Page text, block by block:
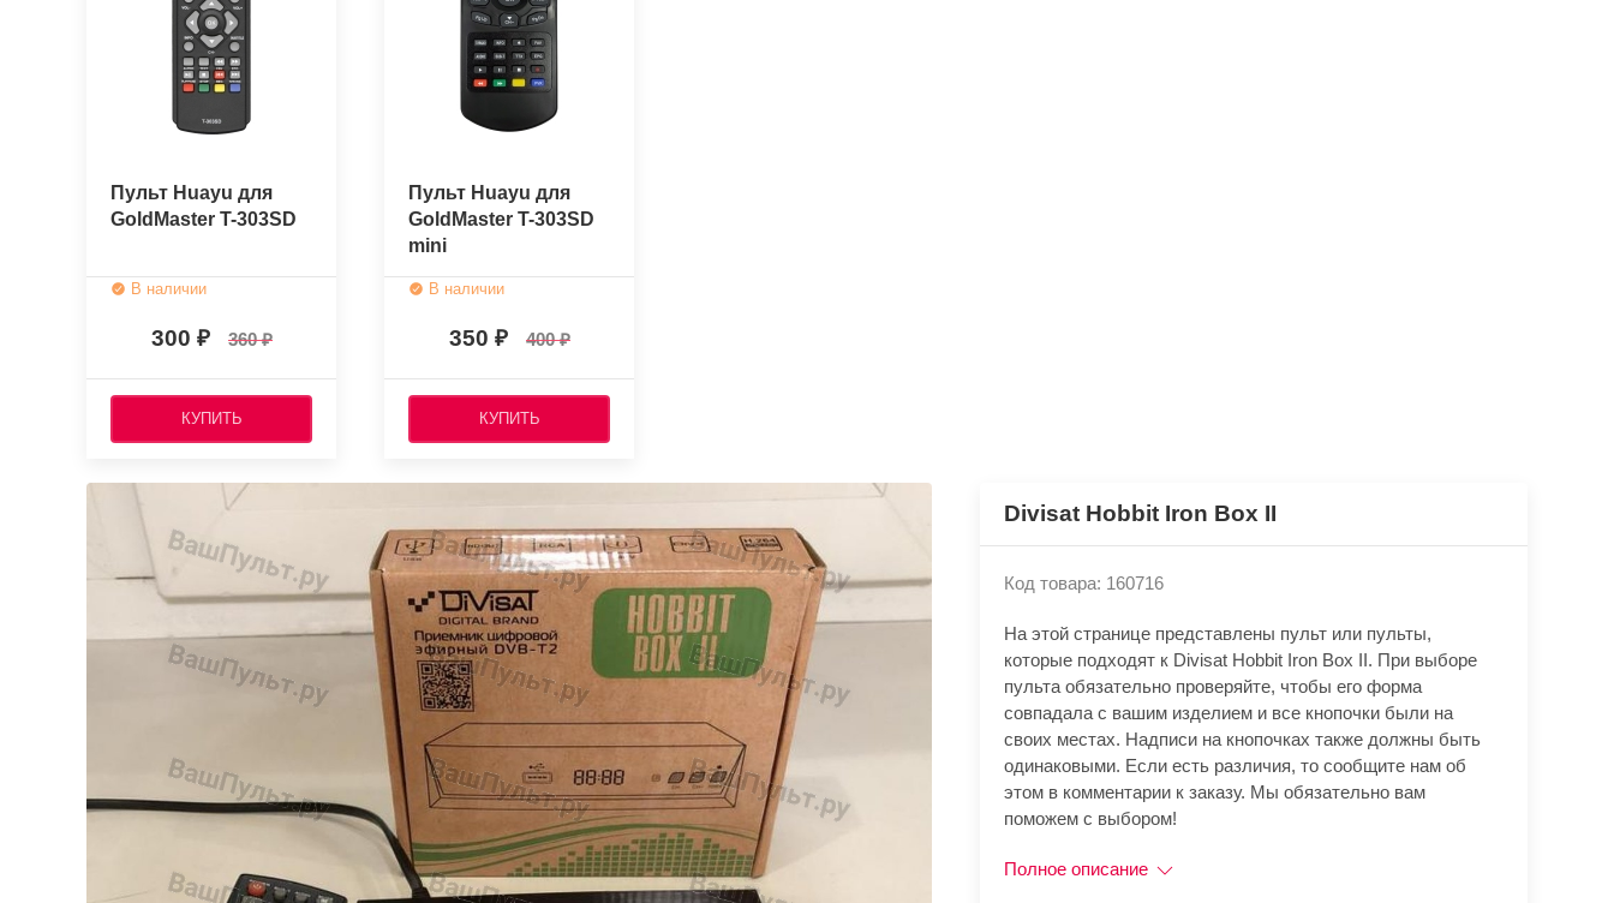
Пульт Huayu для
GoldMaster T-303SD
В наличии
300 360
КУПИТЬ
Пульт Huayu для
GoldMaster T-303SD
mini
В наличии
350 400
КУПИТЬ
Divisat Hobbit Iron Box II
Код товара: 160716
На этой странице представлены пульт или пульты,
которые подходят к Divisat Hobbit Iron Box II. При выборе
пульта обязательно проверяйте, чтобы его форма
совпадала с вашим изделием и все кнопочки были на
своих местах. Надписи на кнопочках также должны быть
одинаковыми. Если есть различия, то сообщите нам об
этом в комментарии к заказу. Мы обязательно вам
поможем с выбором!
Полное описание